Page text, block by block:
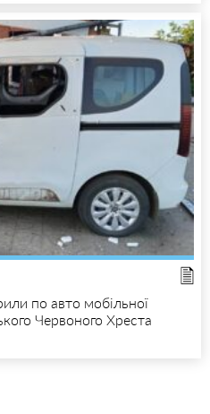
по авто мобільної
Червоного Хреста